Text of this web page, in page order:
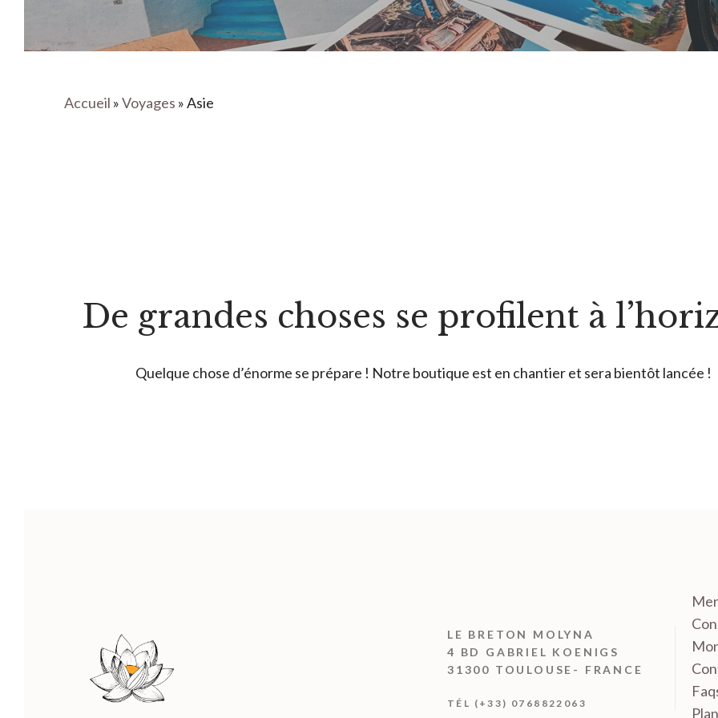
Accueil »Voyages »Asie
De grandes choses se profilent à
Quelque chose d’énorme se prépare ! Notre boutique est en chantier et sera bientôt lancée !
LE BRETON MOLYNA
4 BD GABRIEL KOENIGS
31300 TOULOUSE- FRANCE
TÉL (+33) 0768822063